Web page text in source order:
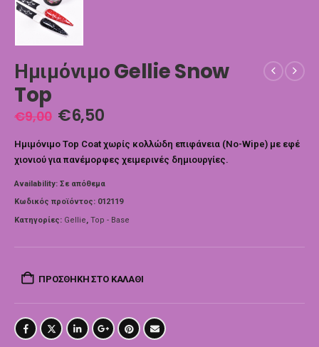
Ημιμόνιμο Gellie Snow
Top
€9,00 €6,50
Ημιμόνιμο Top Coat χωρίς κολλώδη επιφάνεια (No-Wipe) με εφέ
χιονιού για πανέμορφες χειμερινές δημιουργίες.
Availability: Σε απόθεμα
Κωδικός προϊόντος: 012119
Κατηγορίες: Gellie, Top - Base
ΠΡΟΣΘΉΚΗ ΣΤΟ ΚΑΛΆΘΙ